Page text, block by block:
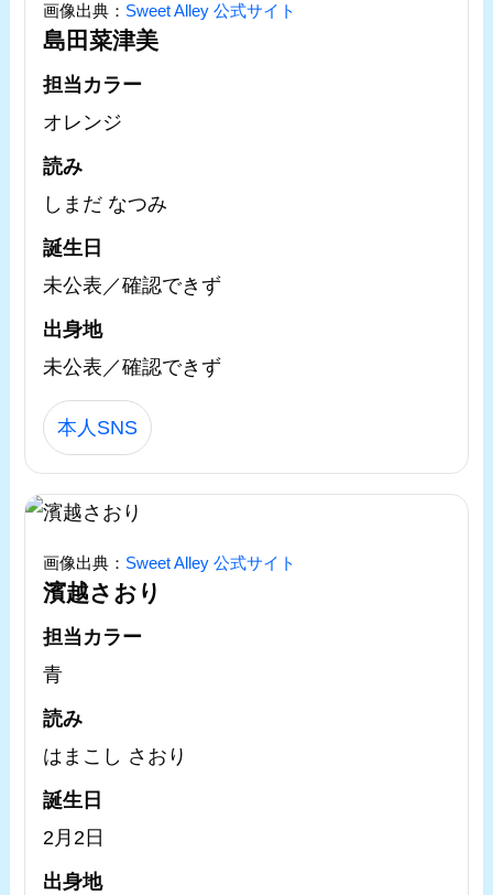
画像出典： Sweet Alley 公式サイト
島田菜津美
担当カラー
オレンジ
読み
しまだ なつみ
誕生日
未公表／確認できず
出身地
未公表／確認できず
本人SNS
画像出典： Sweet Alley 公式サイト
濱越さおり
担当カラー
青
読み
はまこし さおり
誕生日
2月2日
出身地